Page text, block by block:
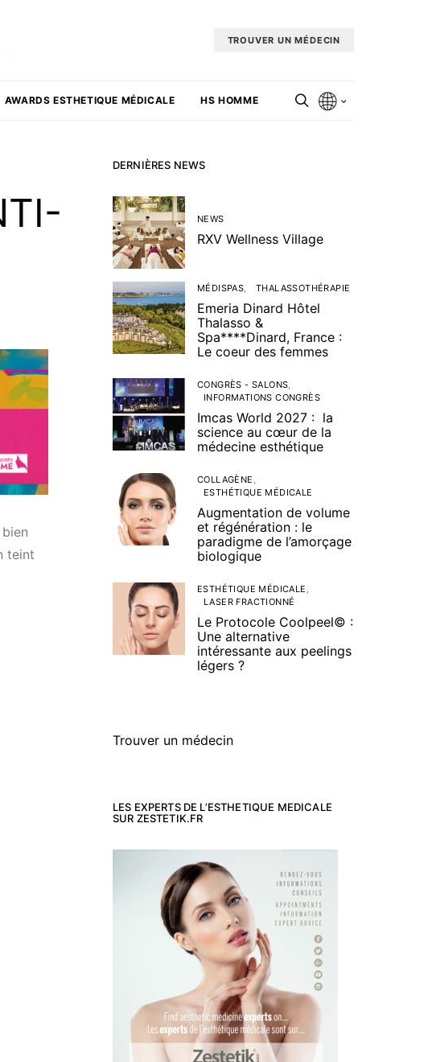
TROUVER UN MÉDECIN
AWARDS ESTHETIQUE MÉDICALE HS HOMME
teint
DERNIÈRES NEWS
NEWS
RXV Wellness Village
MÉDISPAS THALASSOTHÉRAPIE
Emeria Dinard Hôtel
Thalasso &
Spa****Dinard, France :
Le coeur des femmes
CONGRÈS - SALONS
INFORMATIONS CONGRÈS
Imcas World 2027 : la
science au cœur de la
médecine esthétique
COLLAGÈNE
ESTHÉTIQUE MÉDICALE
Augmentation de volume
et régénération : le
paradigme de l’amorçage
biologique
ESTHÉTIQUE MÉDICALE
LASER FRACTIONNÉ
Le Protocole Coolpeel© :
Une alternative
intéressante aux peelings
légers ?
Trouver un médecin
LES EXPERTS DE L’ESTHETIQUE MEDICALE
SUR ZESTETIK.FR